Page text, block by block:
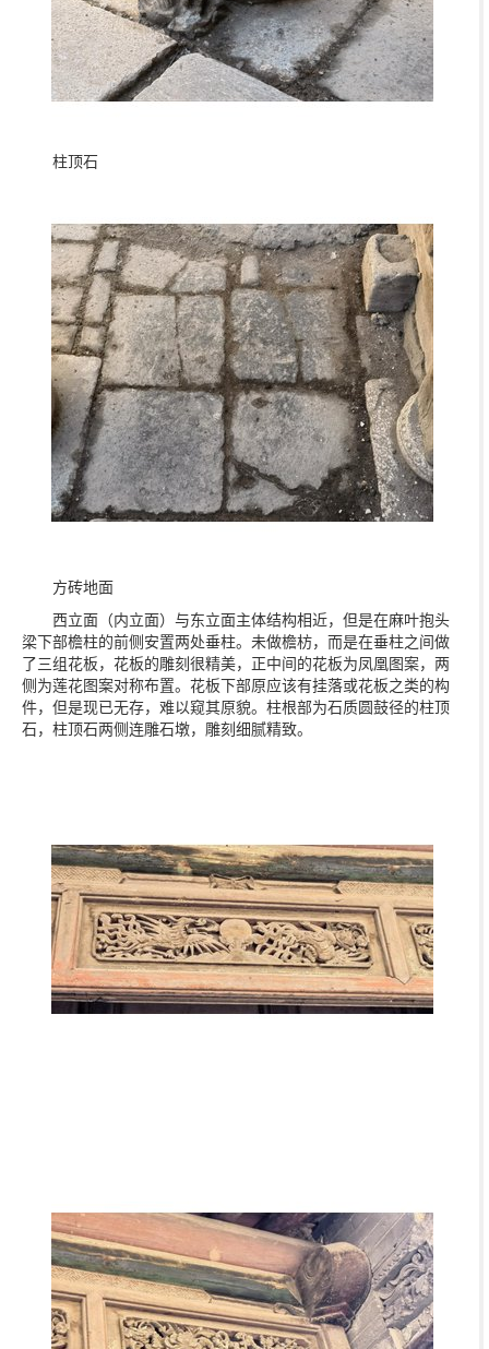
柱顶石
方砖地面
西立面（内立面）与东立面主体结构相近，但是在麻叶抱头
梁下部檐柱的前侧安置两处垂柱。未做檐枋，而是在垂柱之间做
了三组花板，花板的雕刻很精美，正中间的花板为凤凰图案，两
侧为莲花图案对称布置。花板下部原应该有挂落或花板之类的构
件，但是现已无存，难以窥其原貌。柱根部为石质圆鼓径的柱顶
石，柱顶石两侧连雕石墩，雕刻细腻精致。